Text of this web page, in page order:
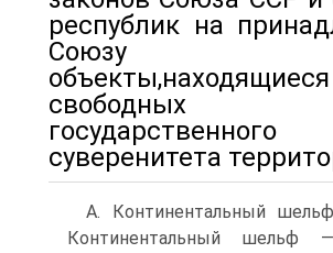
республик на
Союзу
государственного
суверенитета
А. Континентальный
Континентальный шельф